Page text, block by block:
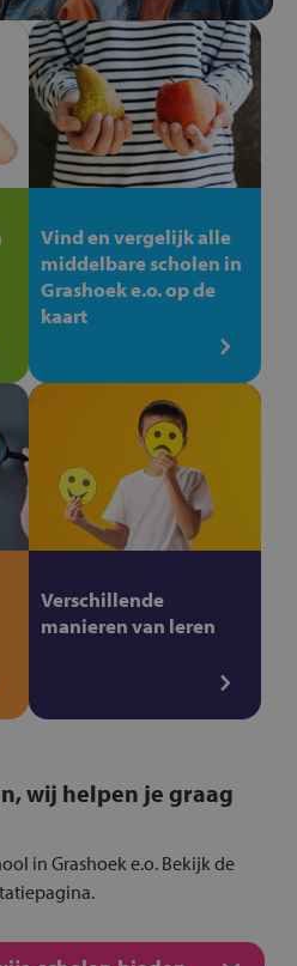
Vind en vergelijk alle
middelbare scholen in
Grashoek e.o. op de
kaart
Verschillende
manieren van leren
wij helpen je graag
in Grashoek e.o. Bekijk de